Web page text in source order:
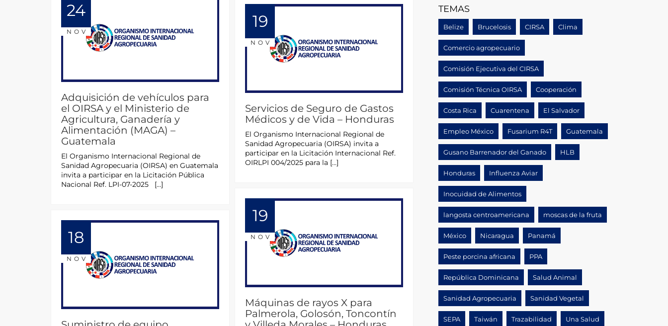
24
NOV
Adquisición de vehículos para
el OIRSA y el Ministerio de
Agricultura, Ganadería y
Alimentación (MAGA) –
Guatemala
El Organismo Internacional Regional de
Sanidad Agropecuaria (OIRSA) en Guatemala
invita a participar en la Licitación Pública
Nacional Ref. LPI-07-2025 […]
19
NOV
Servicios de Seguro de Gastos
Médicos y de Vida – Honduras
El Organismo Internacional Regional de
Sanidad Agropecuaria (OIRSA) invita a
participar en la Licitación Internacional Ref.
OIRLPI 004/2025 para la […]
19
NOV
Máquinas de rayos X para
Palmerola, Golosón, Toncontín
18
NOV
TEMAS
Belize Brucelosis CIRSA Clima
Comercio agropecuario
Comisión Ejecutiva del CIRSA
Comisión Técnica OIRSA Cooperación
Costa Rica Cuarentena El Salvador
Empleo México Fusarium R4T Guatemala
Gusano Barrenador del Ganado HLB
Honduras Influenza Aviar
Inocuidad de Alimentos
langosta centroamericana moscas de la fruta
México Nicaragua Panamá
Peste porcina africana PPA
República Dominicana Salud Animal
Sanidad Agropecuaria Sanidad Vegetal
SEPA Taiwán Trazabilidad Una Salud